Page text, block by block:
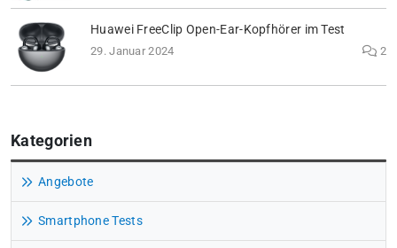
Huawei FreeClip Open-Ear-Kopfhörer im Test
29. Januar 2024 2
Kategorien
Angebote
Smartphone Tests